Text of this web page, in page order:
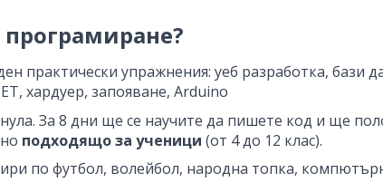
практически упражнения: уеб разработка, бази
хардуер, запояване, Arduino
За 8 дни ще се научите да пишете код и ще
подходящо за ученици (от 4 до 12 клас).
по футбол, волейбол, народна топка,